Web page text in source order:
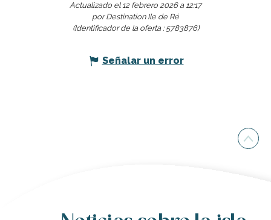
Actualizado el 12 febrero 2026 a 12:17
por Destination Ile de Ré
(Identificador de la oferta : 5783876)
Señalar un error